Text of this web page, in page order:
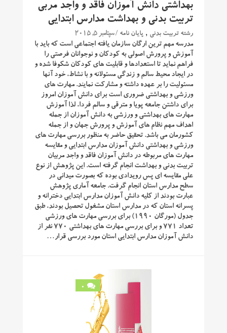
بهداشتی دانش آموزان فاقد و واجد مربی
تربیت بدنی و بهداشت مدارس ابتدایی
رشته تربیت بدنی , پایان نامه / سپتامبر 5, 2015
مدرسه مهم ترین ارگان سازمان یافته اجتماعی است که باید با
آموزش و پرورش اصولی به کودکان و نوجوانان فرصتی را
فراهم نماید تا استعدادها و قابلیت های کودکان شکوفا شده و
در ایجاد محیط سالم و زندگی مسئولانه و با نشاط، خود آنها
مسئولیت را بر عهده داشته و مشارکت نمایند. مهارت های
ورزشی و بهداشتی ضروری است برای دانش آموزان امروز
برای داشتن جامعه پویا و مترقی و سالم فردا، لذا آموزش
مهارت های بهداشتی و ورزشی به دانش آموزان از جمله
اهداف مهم نظام های آموزش و پرورش جهان و از جمله
کشورمان می باشد. تحقیق حاضر به منظور بررسی مهارت های
ورزشی و بهداشتی دانش آموزان مدارس ابتدایی و مقایسه
مهارت های مربوطه در دانش آموزان فاقد و واجد مربیان
تربیت بدنی و بهداشت انجام گرفته است. این پژوهش از نوع
علی مقایسه ای پس رویدادی بوده که بصورت میدانی در
سطح مدارس استان انجام گرفت. جامعه آماری پژوهش
عبارت بودند از کلیه دانش آموزان مدارس ابتدایی دخترانه و
پسرانه استان که در مدارس استان مشغول تحصیل بودند، طبق
جدول (مورگان ۱۹۹۰) برای بررسی مهارت های ورزشی
تعداد ۷۷۱ و برای بررسی مهارت های بهداشتی ۷۷۰ نفر از
دانش آموزان مدارس ابتدایی استان مورد بررسی قرار…
0